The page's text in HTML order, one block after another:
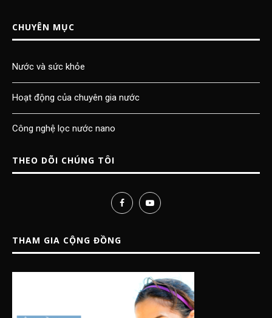
CHUYÊN MỤC
Nước và sức khỏe
Hoạt động của chuyên gia nước
Công nghệ lọc nước nano
THEO DÕI CHÚNG TÔI
THAM GIA CỘNG ĐỒNG